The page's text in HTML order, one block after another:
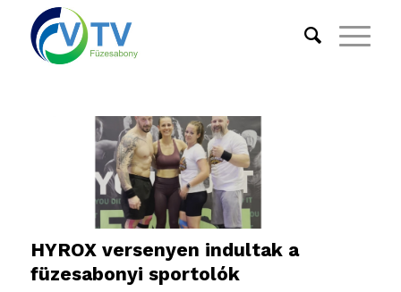
HYROX versenyen indultak a
füzesabonyi sportolók